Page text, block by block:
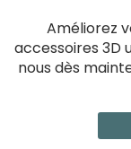
Améliorez
accessoires 3D
nous dès